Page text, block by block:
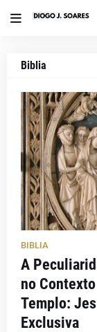
Biblia
BIBLIA
A
no
Templo:
Exclusiva